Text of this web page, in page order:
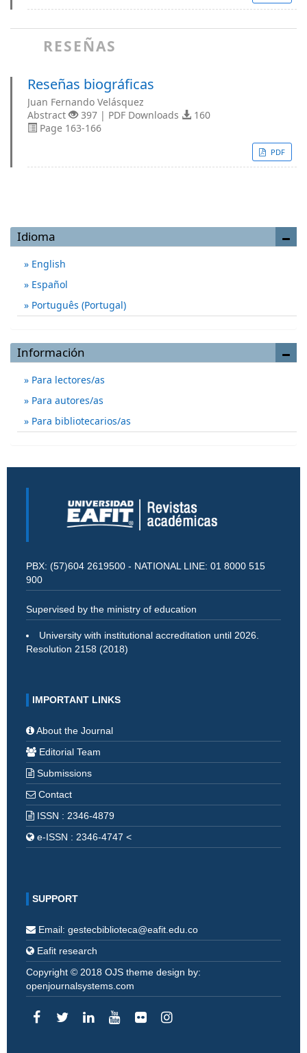
RESEÑAS
Reseñas biográficas
Juan Fernando Velásquez
Abstract
397 | PDF Downloads
160
Page 163-166
PDF
Idioma
English
Español
Português (Portugal)
Información
Para lectores/as
Para autores/as
Para bibliotecarios/as
PBX: (57)604 2619500 - NATIONAL LINE: 01 8000 515
900
Supervised by the ministry of education
University with institutional accreditation until 2026.
Resolution 2158 (2018)
IMPORTANT LINKS
About the Journal
Editorial Team
Submissions
Contact
ISSN : 2346-4879
e-ISSN : 2346-4747 <
SUPPORT
Email: gestecbiblioteca@eafit.edu.co
Eafit research
Copyright © 2018 OJS theme design by:
openjournalsystems.com